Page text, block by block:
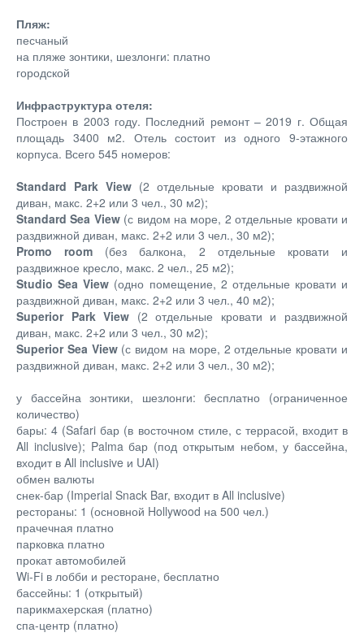
Пляж:
песчаный
на пляже зонтики, шезлонги: платно
городской
Инфраструктура отеля:
Построен в 2003 году. Последний ремонт – 2019 г. Общая
площадь 3400 м2. Отель состоит из одного 9-этажного
корпуса. Всего 545 номеров:
Standard Park View (2 отдельные кровати и раздвижной
диван, макс. 2+2 или 3 чел., 30 м2);
Standard Sea View(с видом на море, 2 отдельные кровати и
раздвижной диван, макс. 2+2 или 3 чел., 30 м2);
Promo room (без балкона, 2 отдельные кровати и
раздвижное кресло, макс. 2 чел., 25 м2);
Studio Sea View (одно помещение, 2 отдельные кровати и
раздвижной диван, макс. 2+2 или 3 чел., 40 м2);
Superior Park View (2 отдельные кровати и раздвижной
диван, макс. 2+2 или 3 чел., 30 м2);
Superior Sea View(с видом на море, 2 отдельные кровати и
раздвижной диван, макс. 2+2 или 3 чел., 30 м2);
у бассейна зонтики, шезлонги: бесплатно (ограниченное
количество)
бары: 4 (Safari бар (в восточном стиле, с террасой, входит в
All inclusive); Palma бар (под открытым небом, у бассейна,
входит в All inclusive и UAI)
обмен валюты
снек-бар (Imperial Snack Bar, входит в All inclusive)
рестораны: 1 (основной Hollywood на 500 чел.)
прачечная платно
парковка платно
прокат автомобилей
Wi-Fi в лобби и ресторане, бесплатно
бассейны: 1 (открытый)
парикмахерская (платно)
спа-центр (платно)